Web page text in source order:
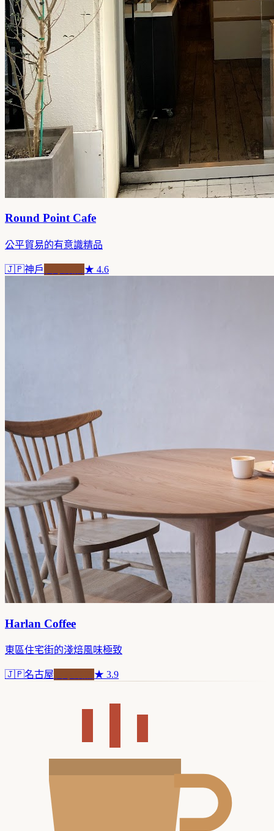
Round Point Cafe
公平貿易的有意識精品
🇯🇵神戶 ★ 4.6
Harlan Coffee
東區住宅街的淺焙風味極致
🇯🇵名古屋 ★ 3.9